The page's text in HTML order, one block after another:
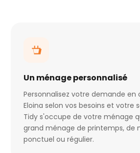
Un ménage personnalisé
Personnalisez votre demande en
Eloina selon vos besoins et votre
Tidy s'occupe de votre ménage
grand ménage de printemps, de
ponctuel ou régulier.